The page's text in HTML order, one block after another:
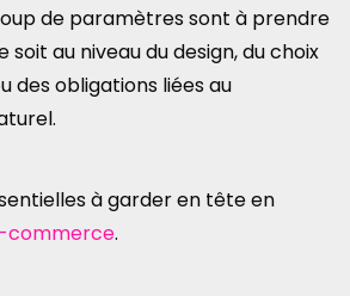
de paramètres sont à prendre
au niveau du design, du choix
des obligations liées au
à garder en tête en
commerce.